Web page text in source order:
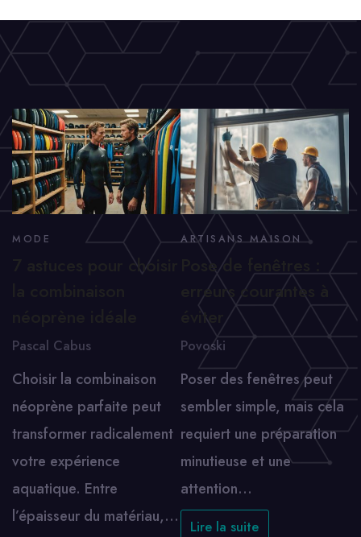
MODE
7 astuces pour choisir
Pascal Cabus
Choisir la combinaison
néoprène parfaite peut
transformer radicalement
votre expérience
aquatique. Entre
l’épaisseur du matériau,…
ARTISANS MAISON
Pose de fenêtres :
erreurs courantes à
éviter
Povoski
Poser des fenêtres peut
sembler simple, mais cela
requiert une préparation
minutieuse et une
attention…
Lire la suite